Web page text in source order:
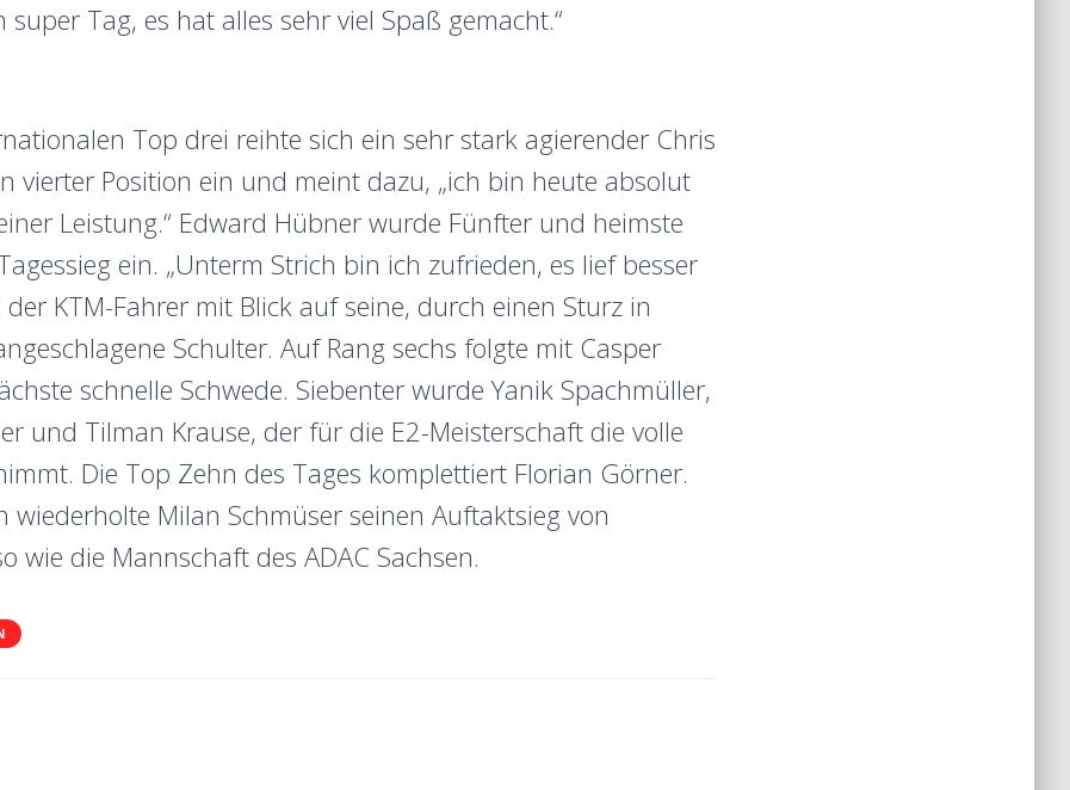
super Tag, es hat alles sehr viel Spaß gemacht.“
Top drei reihte sich ein sehr stark agierender Chris
vierter Position ein und meint dazu, „ich bin heute absolut
Leistung.“ Edward Hübner wurde Fünfter und heimste
ein. „Unterm Strich bin ich zufrieden, es lief besser
der KTM-Fahrer mit Blick auf seine, durch einen Sturz in
Schulter. Auf Rang sechs folgte mit Casper
schnelle Schwede. Siebenter wurde Yanik Spachmüller,
und Tilman Krause, der für die E2-Meisterschaft die volle
Die Top Zehn des Tages komplettiert Florian Görner.
wiederholte Milan Schmüser seinen Auftaktsieg von
wie die Mannschaft des ADAC Sachsen.